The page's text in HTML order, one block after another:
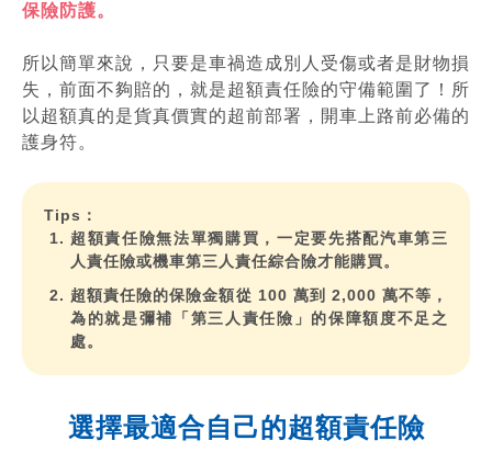
保險防護。
所以簡單來說，只要是車禍造成別人受傷或者是財物損
失，前面不夠賠的，就是超額責任險的守備範圍了！所
以超額真的是貨真價實的超前部署，開車上路前必備的
護身符。
Tips：
超額責任險無法單獨購買，一定要先搭配汽車第三
人責任險或機車第三人責任綜合險才能購買。
超額責任險的保險金額從 100 萬到 2,000 萬不等，
為的就是彌補「第三人責任險」的保障額度不足之
處。
選擇最適合自己的超額責任險